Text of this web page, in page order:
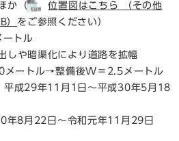
か（
位置図はこちら （その他
） をご参照ください）
トル
しや暗渠化により道路を拡幅
メートル→整備後W＝2.5メートル
平成29年11月1日～平成30年5月18
年8月22日～令和元年11月29日